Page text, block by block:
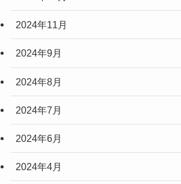
2024年11月
2024年9月
2024年8月
2024年7月
2024年6月
2024年4月